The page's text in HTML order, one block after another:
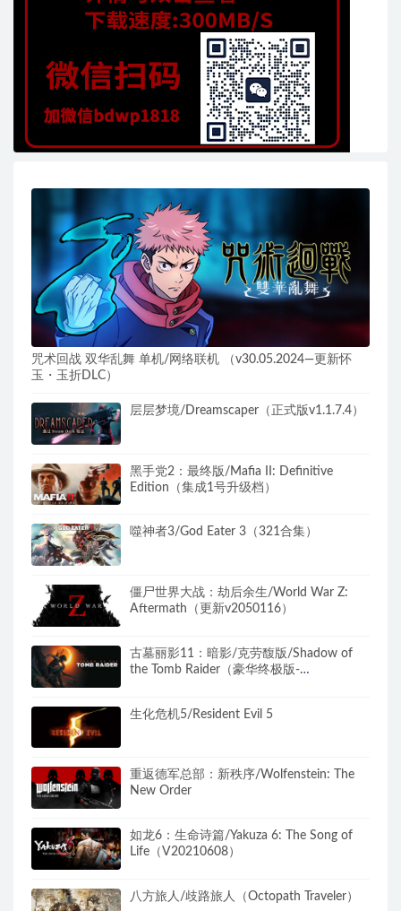
咒术回战 双华乱舞 单机/网络联机 （v30.05.2024—更新怀
玉・玉折DLC）
层层梦境/Dreamscaper（正式版v1.1.7.4）
黑手党2：最终版/Mafia II: Definitive
Edition（集成1号升级档）
噬神者3/God Eater 3（321合集）
僵尸世界大战：劫后余生/World War Z:
Aftermath（更新v2050116）
古墓丽影11：暗影/克劳馥版/Shadow of
the Tomb Raider（豪华终极版-
生化危机5/Resident Evil 5
重返德军总部：新秩序/Wolfenstein: The
New Order
如龙6：生命诗篇/Yakuza 6: The Song of
Life（V20210608）
八方旅人/歧路旅人（Octopath Traveler）